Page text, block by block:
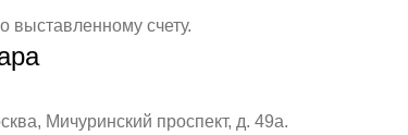
выставленному счету.
Мичуринский проспект, д. 49а.